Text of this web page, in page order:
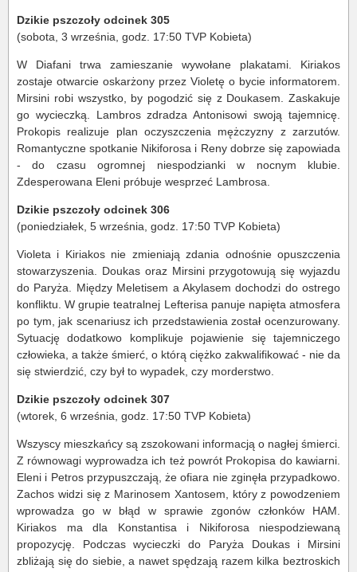
Dzikie pszczoły odcinek 305
(sobota, 3 września, godz. 17:50 TVP Kobieta)
W Diafani trwa zamieszanie wywołane plakatami. Kiriakos
zostaje otwarcie oskarżony przez Violetę o bycie informatorem.
Mirsini robi wszystko, by pogodzić się z Doukasem. Zaskakuje
go wycieczką. Lambros zdradza Antonisowi swoją tajemnicę.
Prokopis realizuje plan oczyszczenia mężczyzny z zarzutów.
Romantyczne spotkanie Nikiforosa i Reny dobrze się zapowiada
- do czasu ogromnej niespodzianki w nocnym klubie.
Zdesperowana Eleni próbuje wesprzeć Lambrosa.
Dzikie pszczoły odcinek 306
(poniedziałek, 5 września, godz. 17:50 TVP Kobieta)
Violeta i Kiriakos nie zmieniają zdania odnośnie opuszczenia
stowarzyszenia. Doukas oraz Mirsini przygotowują się wyjazdu
do Paryża. Między Meletisem a Akylasem dochodzi do ostrego
konfliktu. W grupie teatralnej Lefterisa panuje napięta atmosfera
po tym, jak scenariusz ich przedstawienia został ocenzurowany.
Sytuację dodatkowo komplikuje pojawienie się tajemniczego
człowieka, a także śmierć, o którą ciężko zakwalifikować - nie da
się stwierdzić, czy był to wypadek, czy morderstwo.
Dzikie pszczoły odcinek 307
(wtorek, 6 września, godz. 17:50 TVP Kobieta)
Wszyscy mieszkańcy są zszokowani informacją o nagłej śmierci.
Z równowagi wyprowadza ich też powrót Prokopisa do kawiarni.
Eleni i Petros przypuszczają, że ofiara nie zginęła przypadkowo.
Zachos widzi się z Marinosem Xantosem, który z powodzeniem
wprowadza go w błąd w sprawie zgonów członków HAM.
Kiriakos ma dla Konstantisa i Nikiforosa niespodziewaną
propozycję. Podczas wycieczki do Paryża Doukas i Mirsini
zbliżają się do siebie, a nawet spędzają razem kilka beztroskich